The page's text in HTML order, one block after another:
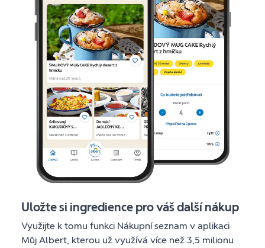
Uložte si ingredience pro váš další nákup
Využijte k tomu funkci Nákupní seznam v aplikaci
Můj Albert, kterou už využívá více než 3,5 milionu